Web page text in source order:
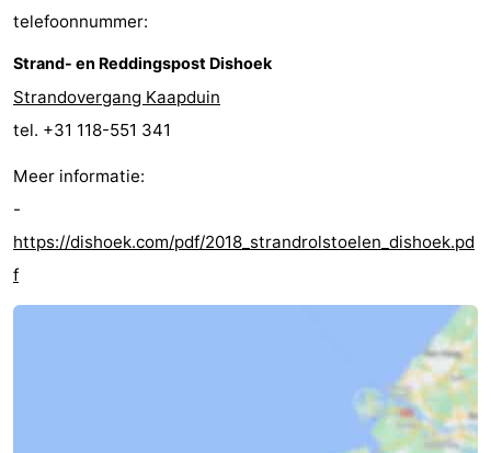
telefoonnummer:
Strand- en Reddingspost Dishoek
Strandovergang Kaapduin
tel. +31 118-551 341
Meer informatie:
-
https://dishoek.com/pdf/2018_strandrolstoelen_dishoek.pd
f